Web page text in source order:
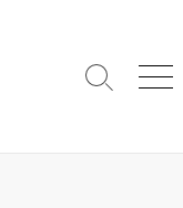
Search